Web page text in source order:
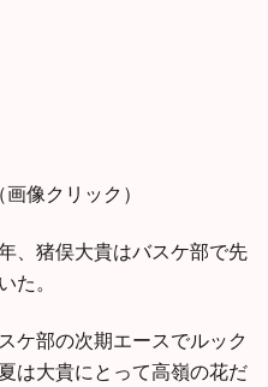
（画像クリック）
、猪俣大貴はバスケ部で先
た。
ケ部の次期エースでルック
は大貴にとって高嶺の花だ